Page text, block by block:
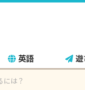
英語
は？